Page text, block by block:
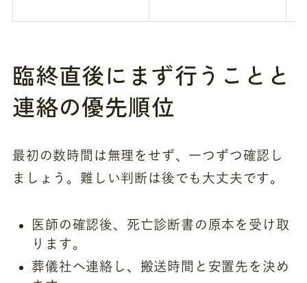
臨終直後にまず行うことと
連絡の優先順位
最初の数時間は無理をせず、一つずつ確認し
ましょう。難しい判断は後でも大丈夫です。
医師の確認後、死亡診断書の原本を受け取
ります。
葬儀社へ連絡し、搬送時間と安置先を決め